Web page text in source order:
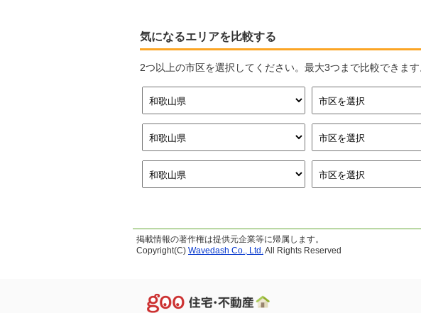
気になるエリアを比較する
2つ以上の市区を選択してください。最大3つまで比較できます
掲載情報の著作権は提供元企業等に帰属します。
Copyright(C) Wavedash Co., Ltd.All Rights Reserved